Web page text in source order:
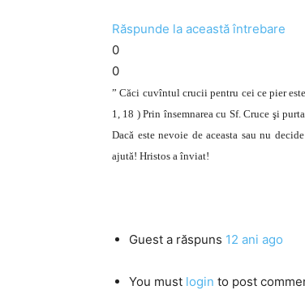
Răspunde la această întrebare
0
0
” Căci cuvîntul crucii pentru cei ce pier
1, 18 ) Prin însemnarea cu Sf. Cruce şi
Dacă este nevoie de aceasta sau nu
ajută! Hristos a înviat!
Guest a răspuns 12 ani ago
You must login to post